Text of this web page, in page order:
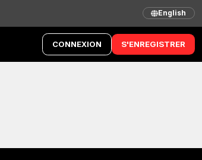
CONNEXION S'ENREGISTRER
English